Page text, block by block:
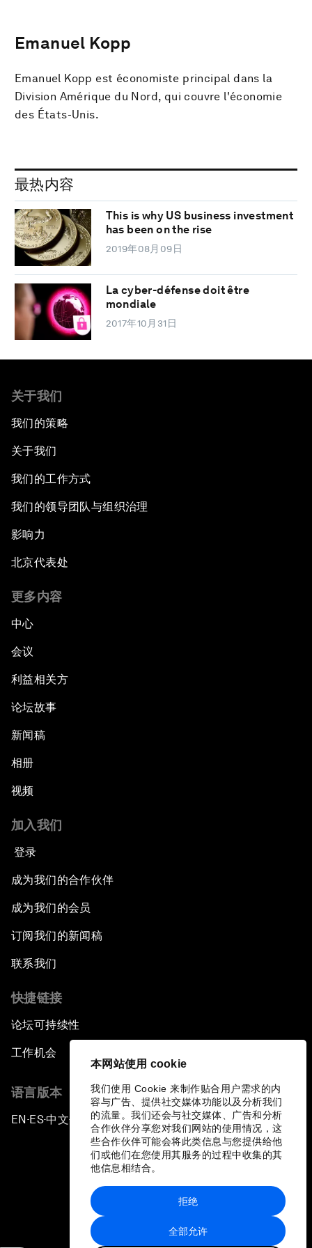
本网站使用 cookie
我们使用 Cookie 来制作贴合用户需求的内
容与广告、提供社交媒体功能以及分析我们
的流量。我们还会与社交媒体、广告和分析
合作伙伴分享您对我们网站的使用情况，这
些合作伙伴可能会将此类信息与您提供给他
们或他们在您使用其服务的过程中收集的其
他信息相结合。
全部允许
拒绝
Emanuel Kopp
Emanuel Kopp est économiste principal dans la
Division Amérique du Nord, qui couvre l'économie
des États-Unis.
最热内容
This is why US business investment
has been on the rise
2019年08月09日
La cyber-défense doit être
mondiale
2017年10月31日
关于我们
我们的策略
关于我们
我们的工作方式
我们的领导团队与组织治理
影响力
北京代表处
更多内容
中心
会议
利益相关方
论坛故事
新闻稿
相册
视频
加入我们
登录
成为我们的合作伙伴
成为我们的会员
订阅我们的新闻稿
联系我们
快捷链接
论坛可持续性
工作机会
语言版本
EN ▪ES▪中文▪ 日本語
站点地图